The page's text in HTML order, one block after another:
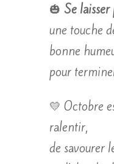
🎃 Se
une touche
bonne
pour
💛 Octobre
ralentir,
de savourer